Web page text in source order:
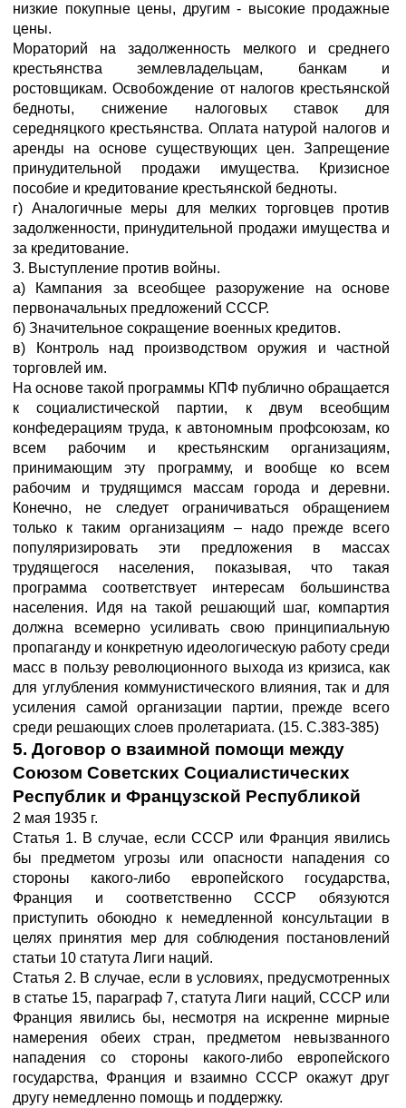
низкие покупные цены, другим - высокие продажные
цены.
Мораторий на задолженность мелкого и среднего
крестьянства землевладельцам, банкам и
ростовщикам. Освобождение от налогов крестьянской
бедноты, снижение налоговых ставок для
середняцкого крестьянства. Оплата натурой налогов и
аренды на основе существующих цен. Запрещение
принудительной продажи имущества. Кризисное
пособие и кредитование крестьянской бедноты.
г) Аналогичные меры для мелких торговцев против
задолженности, принудительной продажи имущества и
за кредитование.
3. Выступление против войны.
а) Кампания за всеобщее разоружение на основе
первоначальных предложений СССР.
б) Значительное сокращение военных кредитов.
в) Контроль над производством оружия и частной
торговлей им.
На основе такой программы КПФ публично обращается
к социалистической партии, к двум всеобщим
конфедерациям труда, к автономным профсоюзам, ко
всем рабочим и крестьянским организациям,
принимающим эту программу, и вообще ко всем
рабочим и трудящимся массам города и деревни.
Конечно, не следует ограничиваться обращением
только к таким организациям – надо прежде всего
популяризировать эти предложения в массах
трудящегося населения, показывая, что такая
программа соответствует интересам большинства
населения. Идя на такой решающий шаг, компартия
должна всемерно усиливать свою принципиальную
пропаганду и конкретную идеологическую работу среди
масс в пользу революционного выхода из кризиса, как
для углубления коммунистического влияния, так и для
усиления самой организации партии, прежде всего
среди решающих слоев пролетариата. (15. С.383-385)
5. Договор о взаимной помощи между
Союзом Советских Социалистических
Республик и Французской Республикой
2 мая 1935 г.
Статья 1. В случае, если СССР или Франция явились
бы предметом угрозы или опасности нападения со
стороны какого-либо европейского государства,
Франция и соответственно СССР обязуются
приступить обоюдно к немедленной консультации в
целях принятия мер для соблюдения постановлений
статьи 10 статута Лиги наций.
Статья 2. В случае, если в условиях, предусмотренных
в статье 15, параграф 7, статута Лиги наций, СССР или
Франция явились бы, несмотря на искренне мирные
намерения обеих стран, предметом невызванного
нападения со стороны какого-либо европейского
государства, Франция и взаимно СССР окажут друг
другу немедленно помощь и поддержку.